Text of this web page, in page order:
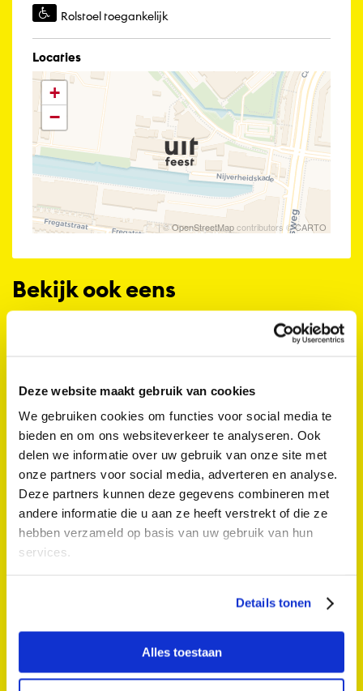
Deze website maakt gebruik van cookies
We gebruiken cookies om functies voor social media te
bieden en om ons websiteverkeer te analyseren. Ook
delen we informatie over uw gebruik van onze site met
onze partners voor social media, adverteren en analyse.
Deze partners kunnen deze gegevens combineren met
andere informatie die u aan ze heeft verstrekt of die ze
hebben verzameld op basis van uw gebruik van hun
services.
Details tonen
Alles toestaan
Rolstoel toegankelijk
Locaties
+
−
| ©OpenStreetMapcontributors ©CARTO
Bekijk ook eens
Kloosterrondleiding
Museum Catharijneconvent